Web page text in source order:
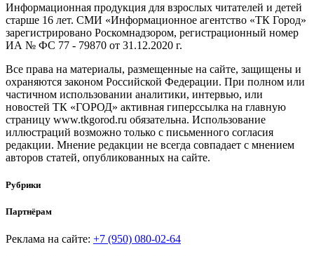
Информационная продукция для взрослых читателей и детей
старше 16 лет. СМИ «Информационное агентство «ТК Город»
зарегистрировано Роскомнадзором, регистрационный номер
ИА № ФС 77 - 79870 от 31.12.2020 г.
Все права на материалы, размещенные на сайте, защищены и
охраняются законом Российской Федерации. При полном или
частичном использовании аналитики, интервью, или
новостей ТК «ГОРОД» активная гиперссылка на главную
страницу www.tkgorod.ru обязательна. Использование
иллюстраций возможно только с письменного согласия
редакции. Мнение редакции не всегда совпадает с мнением
авторов статей, опубликованных на сайте.
Рубрики
Партнёрам
Реклама на сайте: +7 (950) 080-02-64